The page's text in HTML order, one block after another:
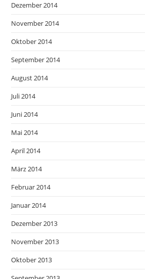
Dezember 2014
November 2014
Oktober 2014
September 2014
August 2014
Juli 2014
Juni 2014
Mai 2014
April 2014
März 2014
Februar 2014
Januar 2014
Dezember 2013
November 2013
Oktober 2013